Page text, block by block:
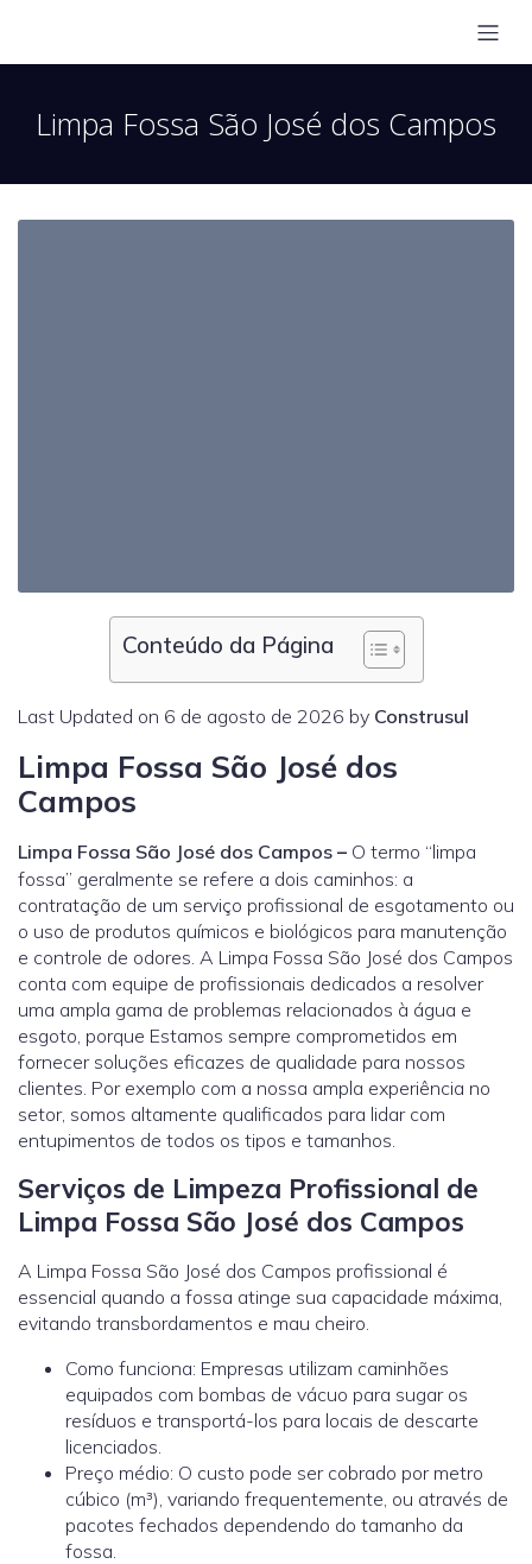
Limpa Fossa São José dos Campos
Conteúdo da Página
Last Updated on 6 de agosto de 2026 by Construsul
Limpa Fossa São José dos
Campos
Limpa Fossa São José dos Campos – O termo “limpa
fossa” geralmente se refere a dois caminhos: a
contratação de um serviço profissional de esgotamento ou
o uso de produtos químicos e biológicos para manutenção
e controle de odores. A Limpa Fossa São José dos Campos
conta com equipe de profissionais dedicados a resolver
uma ampla gama de problemas relacionados à água e
esgoto, porque Estamos sempre comprometidos em
fornecer soluções eficazes de qualidade para nossos
clientes. Por exemplo com a nossa ampla experiência no
setor, somos altamente qualificados para lidar com
entupimentos de todos os tipos e tamanhos.
Serviços de Limpeza Profissional de
Limpa Fossa São José dos Campos
A Limpa Fossa São José dos Campos profissional é
essencial quando a fossa atinge sua capacidade máxima,
evitando transbordamentos e mau cheiro.
Como funciona: Empresas utilizam caminhões
equipados com bombas de vácuo para sugar os
resíduos e transportá-los para locais de descarte
licenciados.
Preço médio: O custo pode ser cobrado por metro
cúbico (m³), variando frequentemente, ou através de
pacotes fechados dependendo do tamanho da
fossa.